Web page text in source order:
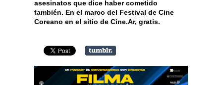
asesinatos que dice haber cometido
también. En el marco del Festival de Cine
Coreano en el sitio de Cine.Ar, gratis.